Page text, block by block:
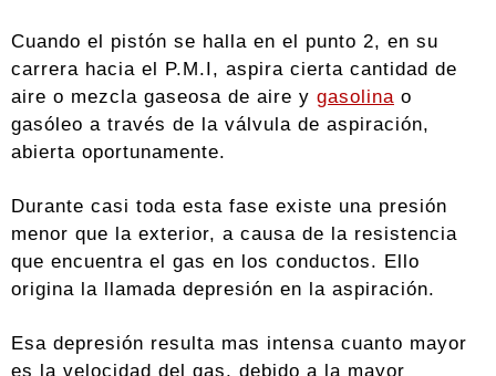
Cuando el pistón se halla en el punto 2, en su
carrera hacia el P.M.I, aspira cierta cantidad de
aire o mezcla gaseosa de aire y gasolina o
gasóleo a través de la válvula de aspiración,
abierta oportunamente.
Durante casi toda esta fase existe una presión
menor que la exterior, a causa de la resistencia
que encuentra el gas en los conductos. Ello
origina la llamada depresión en la aspiración.
Esa depresión resulta mas intensa cuanto mayor
es la velocidad del gas, debido a la mayor